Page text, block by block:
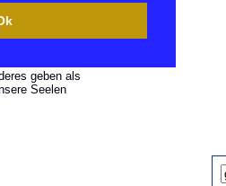
geben als
Seelen